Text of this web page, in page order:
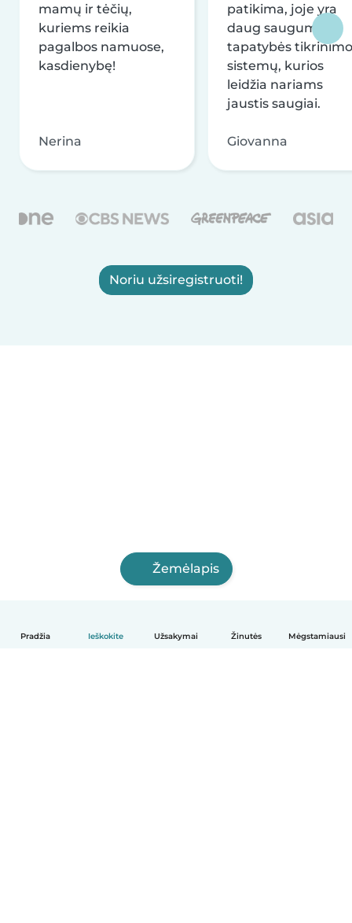
Pradžia Ieškokite Užsakymai Žinutės Mėgstamiausi
mamų ir tėčių,
kuriems reikia
pagalbos namuose,
kasdienybę!
Nerina
patikima, joje yra
daug saugumo ir
tapatybės tikrinimo
sistemų, kurios
leidžia nariams
jaustis saugiai.
Giovanna
Noriu užsiregistruoti!
Žemėlapis